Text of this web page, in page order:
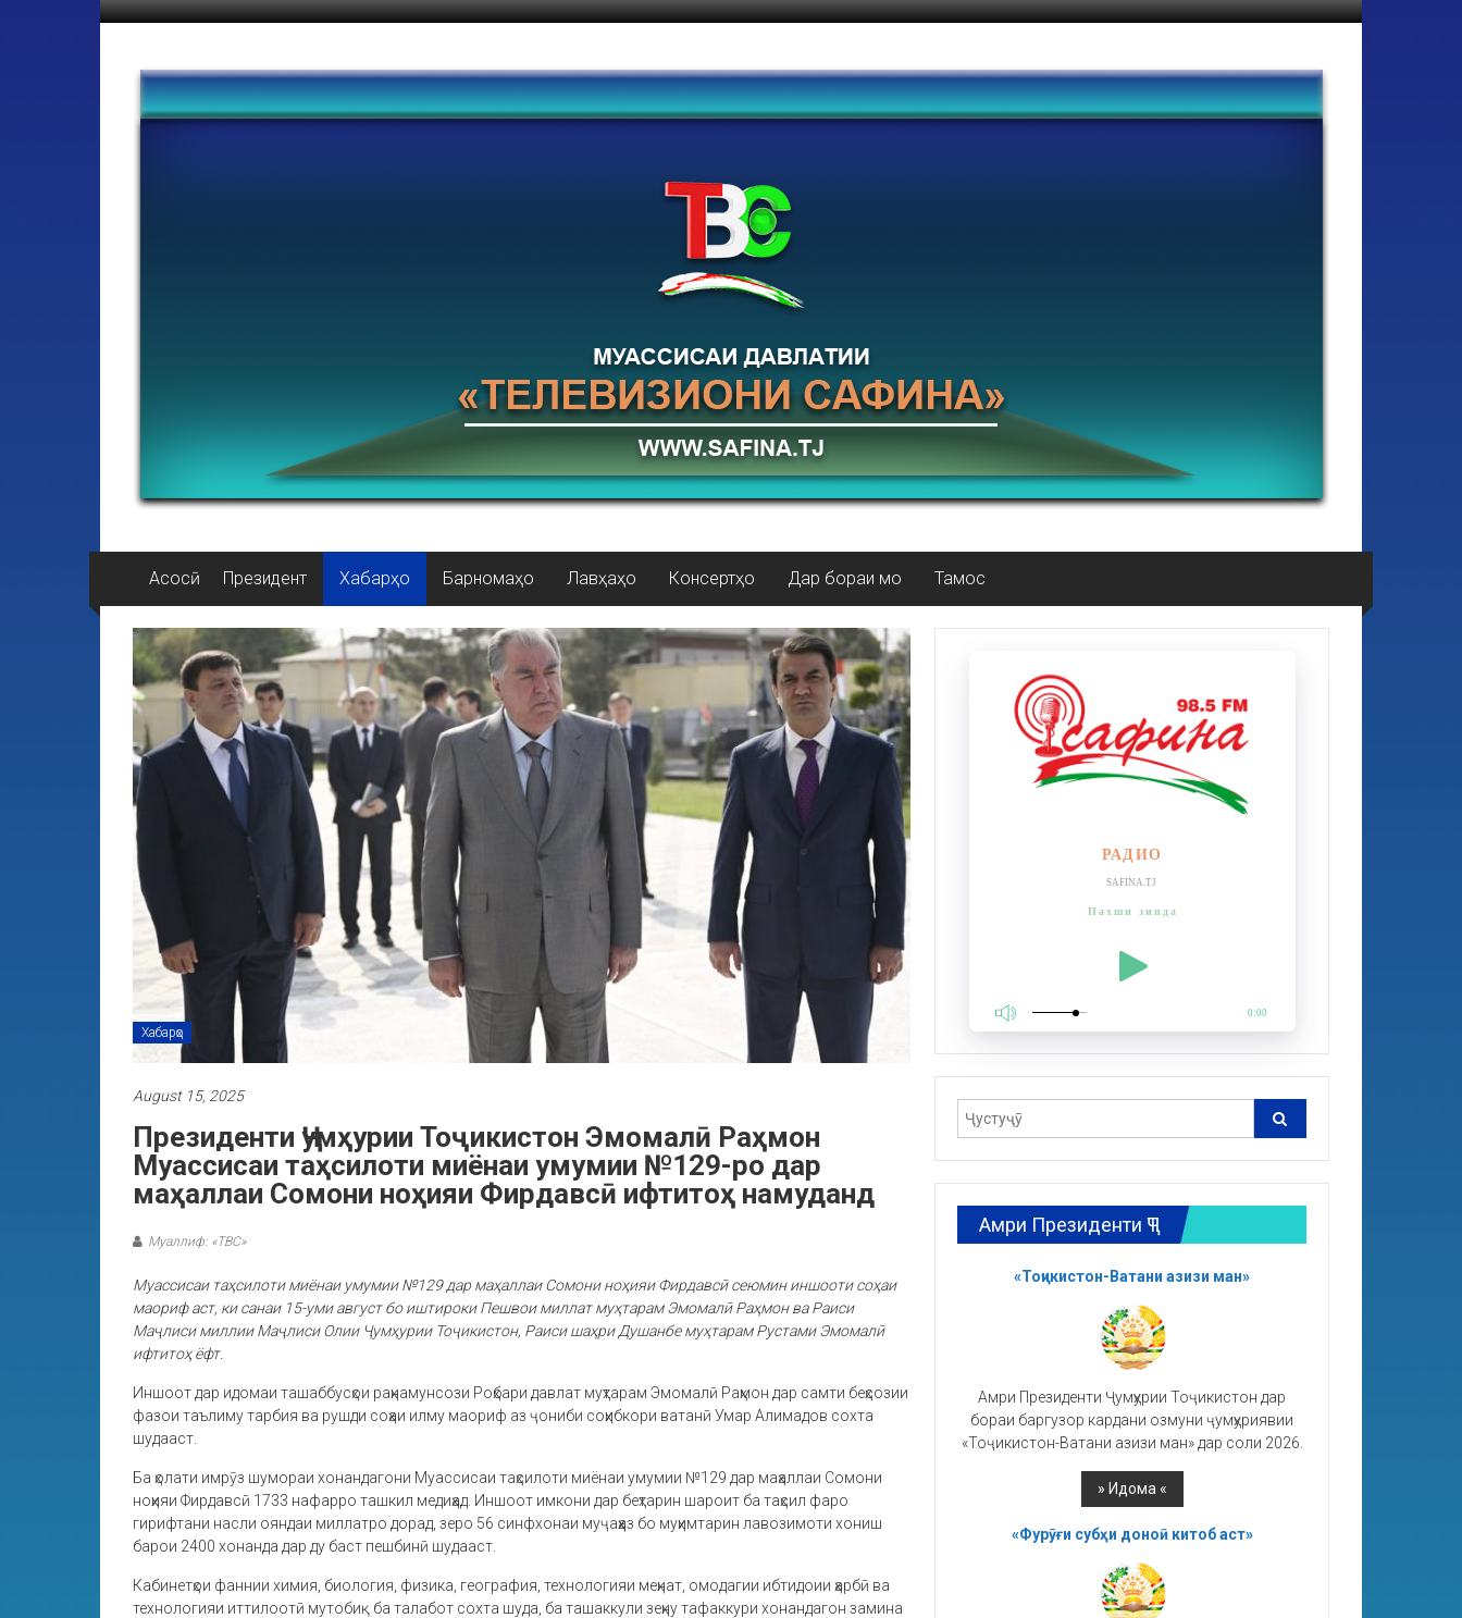
Асосӣ Президент Хабарҳо Барномаҳо Лавҳаҳо Консертҳо Дар бораи мо Тамос
Хабарҳо
August 15, 2025
Президенти Ҷумҳурии Тоҷикистон Эмомалӣ Раҳмон
Муассисаи таҳсилоти миёнаи умумии №129-ро дар
маҳаллаи Сомони ноҳияи Фирдавсӣ ифтитоҳ намуданд
Муаллиф: «ТВС»
Муассисаи таҳсилоти миёнаи умумии №129 дар маҳаллаи Сомони ноҳияи Фирдавсӣ сеюмин иншооти соҳаи
маориф аст, ки санаи 15-уми август бо иштироки Пешвои миллат муҳтарам Эмомалӣ Раҳмон ва Раиси
Маҷлиси миллии Маҷлиси Олии Ҷумҳурии Тоҷикистон, Раиси шаҳри Душанбе муҳтарам Рустами Эмомалӣ
ифтитоҳ ёфт.
Иншоот дар идомаи ташаббусҳои раҳнамунсози Роҳбари давлат муҳтарам Эмомалӣ Раҳмон дар самти беҳсозии
фазои таълиму тарбия ва рушди соҳаи илму маориф аз ҷониби соҳибкори ватанӣ Умар Алимадов сохта
шудааст.
Ба ҳолати имрӯз шумораи хонандагони Муассисаи таҳсилоти миёнаи умумии №129 дар маҳаллаи Сомони
ноҳияи Фирдавсӣ 1733 нафарро ташкил медиҳад. Иншоот имкони дар беҳтарин шароит ба таҳсил фаро
гирифтани насли ояндаи миллатро дорад, зеро 56 синфхонаи муҷаҳҳаз бо муҳимтарин лавозимоти хониш
барои 2400 хонанда дар ду баст пешбинӣ шудааст.
Кабинетҳои фаннии химия, биология, физика, география, технологияи меҳнат, омодагии ибтидоии ҳарбӣ ва
технологияи иттилоотӣ мутобиқ ба талабот сохта шуда, ба ташаккули зеҳну тафаккури хонандагон замина
РАДИО
SAFINA.TJ
Пахши зинда
0:00
Амри Президенти ҶТ
«Тоҷикистон-Ватани азизи ман»
Амри Президенти Ҷумҳурии Тоҷикистон дар
бораи баргузор кардани озмуни ҷумҳуриявии
«Тоҷикистон-Ватани азизи ман» дар соли 2026.
«Фурӯғи субҳи доноӣ китоб аст»